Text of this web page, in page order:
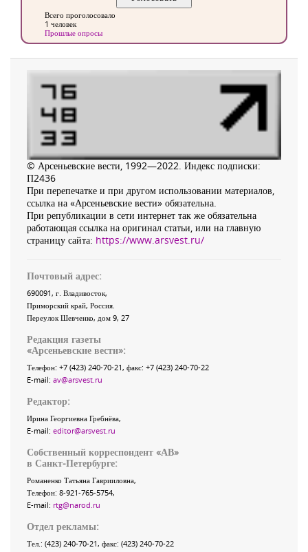
Всего проголосовало
1 человек
Прошлые опросы
© Арсеньевские вести, 1992—2022. Индекс подписки:
П2436
При перепечатке и при другом использовании материалов,
ссылка на «Арсеньевские вести» обязательна.
При републикации в сети интернет так же обязательна
работающая ссылка на оригинал статьи, или на главную
страницу сайта: https://www.arsvest.ru/
Почтовый адрес:
690091, г. Владивосток,
Приморский край, Россия
Переулок Шевченко, дом 9, 27
Редакция газеты
«Арсеньевские вести»:
Телефон: +7 (423) 240-70-21, факс: +7 (423) 240-70-22
E-mail: av@arsvest.ru
Редактор:
Ирина Георгиевна Гребнёва,
E-mail: editor@arsvest.ru
Собственный корреспондент «АВ»
в Санкт-Петербурге:
Романенко Татьяна Гаврииловна,
Телефон: 8-921-765-5754,
E-mail: rtg@narod.ru
Отдел рекламы:
Тел.: (423) 240-70-21, факс: (423) 240-70-22